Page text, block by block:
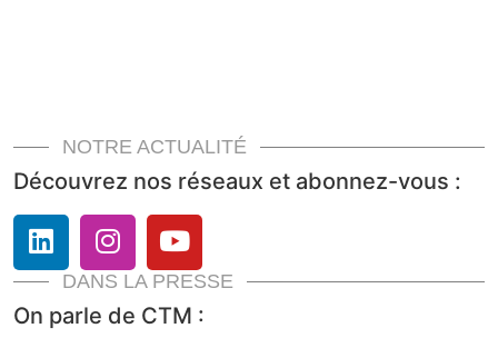
NOTRE ACTUALITÉ
Découvrez nos réseaux et abonnez-vous :
DANS LA PRESSE
On parle de CTM :